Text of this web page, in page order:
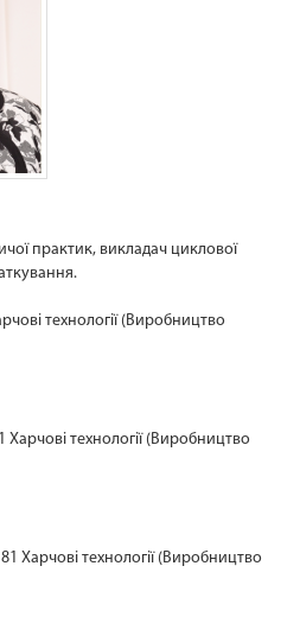
практик, викладач циклової
технології (Виробництво
Харчові технології (Виробництво
Харчові технології (Виробництво